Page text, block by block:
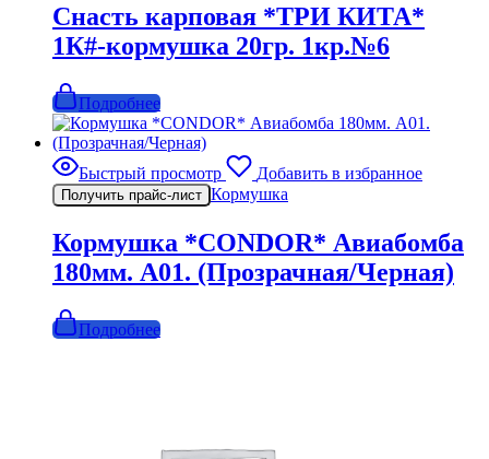
Снасть карповая *ТРИ КИТА*
1К#-кормушка 20гр. 1кр.№6
Подробнее
Быстрый просмотр Добавить в избранное
Получить прайс-лист Кормушка
Кормушка *CONDOR* Авиабомба
180мм. A01. (Прозрачная/Черная)
Подробнее